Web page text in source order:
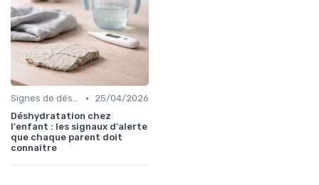
Signes de déshydratation •
25/04/2026
Déshydratation chez
l'enfant : les signaux d'alerte
que chaque parent doit
connaître